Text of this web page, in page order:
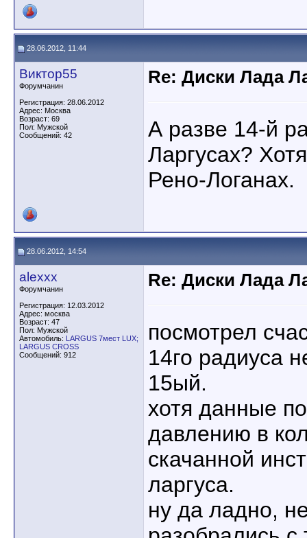
28.06.2012, 11:44
Виктор55
Форумчанин
Регистрация: 28.06.2012
Адрес: Москва
Возраст: 69
Пол: Мужской
Сообщений: 42
Re: Диски Лада
А разве 14-й
Ларгусах?
Рено-Логанах.
28.06.2012, 14:54
alexxx
Форумчанин
Регистрация: 12.03.2012
Адрес: москва
Возраст: 47
Пол: Мужской
Автомобиль: LARGUS 7мест LUX;
LARGUS CROSS
Сообщений: 912
Re: Диски Лада
посмотрел
14го радиуса
15ый.
хотя данные
давлению в
скачанной
ларгуса.
ну да ладно,